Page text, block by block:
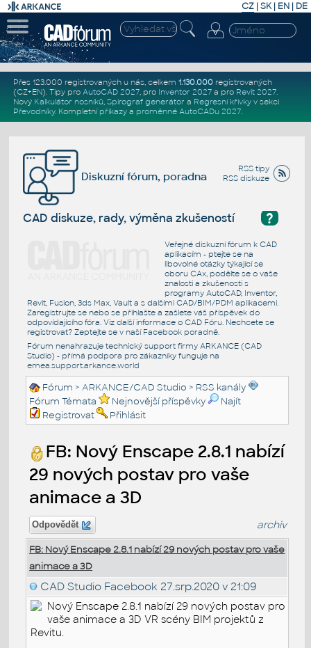
CZ | SK| EN | DE
Přes 123.000 registrovaných u nás, celkem 1.130.000registrovaných
(CZ+EN). Tipy pro AutoCAD 2027, pro Inventor 2027a pro Revit 2027.
Nový Kalkulátor nosníků, Spirograf generátor a Regresní křivkyv sekci
Převodníky. Kompletní příkazya proměnné AutoCADu 2027.
RSS tipy
RSS diskuze
Diskuzní fórum, poradna
?
CAD diskuze, rady, výměna zkušeností
Veřejné diskuzní fórum k CAD
aplikacím - ptejte se na
libovolné otázky týkající se
oboru CAx, podělte se o vaše
znalosti a zkušenosti s
programy AutoCAD, Inventor,
Revit, Fusion, 3ds Max, Vault a s dalšími CAD/BIM/PDM aplikacemi.
Zaregistrujte se nebo se přihlašte a zašlete váš příspěvek do
odpovídajícího fóra. Viz další informace o CAD Fóru. Nechcete se
registrovat? Zeptejte se v naší Facebook poradně.
Fórum nenahrazuje technický support firmy ARKANCE (CAD
Studio) - přímá podpora pro zákazníky funguje na
emea.support.arkance.world
Fórum >ARKANCE/CAD Studio > RSS kanály
Fórum Témata
Nejnovější příspěvky
Najít
Registrovat
Přihlásit
FB: Nový Enscape 2.8.1 nabízí
29 nových postav pro vaše
animace a 3D
Odpovědět archiv
FB: Nový Enscape 2.8.1 nabízí 29 nových postav pro vaše
animace a 3D
CAD Studio Facebook 27.srp.2020 v 21:09
Nový Enscape 2.8.1 nabízí 29 nových postav pro
vaše animace a 3D VR scény BIM projektů z
Revitu.